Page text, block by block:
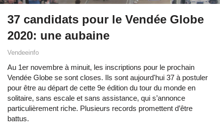
37 candidats pour le Vendée Globe
2020: une aubaine
Vendeeinfo
Au 1er novembre à minuit, les inscriptions pour le prochain
Vendée Globe se sont closes. Ils sont aujourd'hui 37 à postuler
pour être au départ de cette 9e édition du tour du monde en
solitaire, sans escale et sans assistance, qui s’annonce
particulièrement riche. Plusieurs records promettent d’être
battus.